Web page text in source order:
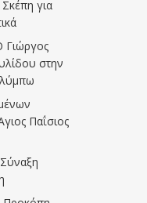
για
Γιώργος
στην
Παΐσιος